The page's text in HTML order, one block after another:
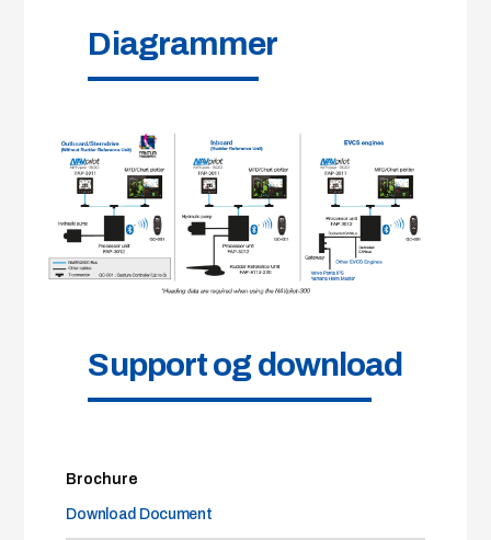
Diagrammer
Support og download
Brochure
Download Document